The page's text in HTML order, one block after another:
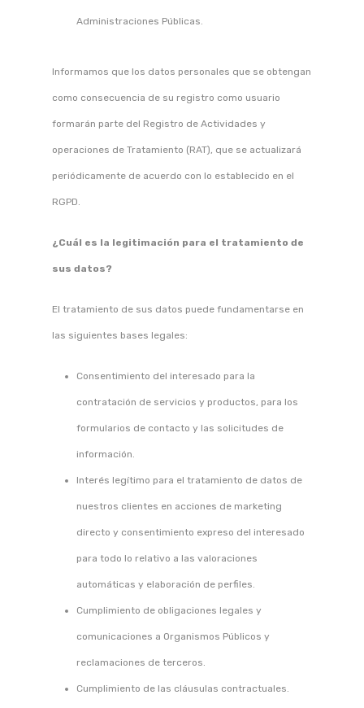
Administraciones Públicas.
Informamos que los datos personales que se obtengan
como consecuencia de su registro como usuario
formarán parte del Registro de Actividades y
operaciones de Tratamiento (RAT), que se actualizará
periódicamente de acuerdo con lo establecido en el
RGPD.
¿Cuál es la legitimación para el tratamiento de
sus datos?
El tratamiento de sus datos puede fundamentarse en
las siguientes bases legales:
Consentimiento del interesado para la
contratación de servicios y productos, para los
formularios de contacto y las solicitudes de
información.
Interés legítimo para el tratamiento de datos de
nuestros clientes en acciones de marketing
directo y consentimiento expreso del interesado
para todo lo relativo a las valoraciones
automáticas y elaboración de perfiles.
Cumplimiento de obligaciones legales y
comunicaciones a Organismos Públicos y
reclamaciones de terceros.
Cumplimiento de las cláusulas contractuales.